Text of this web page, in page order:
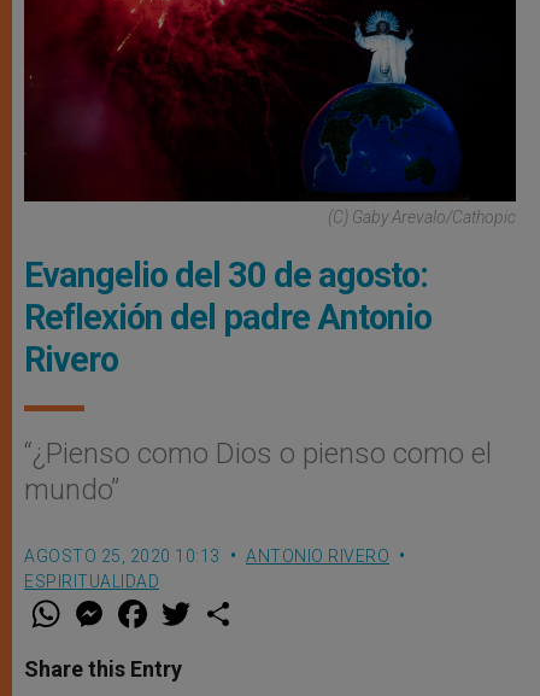
(C) Gaby Arevalo/Cathopic
Evangelio del 30 de agosto:
Reflexión del padre Antonio
Rivero
“¿Pienso como Dios o pienso como el
mundo”
AGOSTO 25, 2020 10:13
ANTONIO RIVERO
ESPIRITUALIDAD
W
t
s
M
e
s
e
F
a
e
b
w
Share this Entry